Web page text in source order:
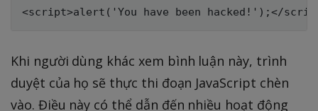
Khi người dùng khác xem bình luận này, trình
duyệt của họ sẽ thực thi đoạn JavaScript chèn
vào. Điều này có thể dẫn đến nhiều hoạt động